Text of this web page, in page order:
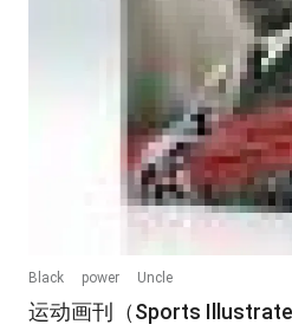
Black power Uncle
运动画刊（Sports